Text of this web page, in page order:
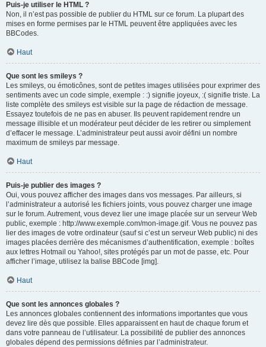
Puis-je utiliser le HTML ?
Non, il n’est pas possible de publier du HTML sur ce forum. La plupart des
mises en forme permises par le HTML peuvent être appliquées avec les
BBCodes.
Haut
Que sont les smileys ?
Les smileys, ou émoticônes, sont de petites images utilisées pour exprimer des
sentiments avec un code simple, exemple : :) signifie joyeux, :( signifie triste. La
liste complète des smileys est visible sur la page de rédaction de message.
Essayez toutefois de ne pas en abuser. Ils peuvent rapidement rendre un
message illisible et un modérateur peut décider de les retirer ou simplement
d’effacer le message. L’administrateur peut aussi avoir défini un nombre
maximum de smileys par message.
Haut
Puis-je publier des images ?
Oui, vous pouvez afficher des images dans vos messages. Par ailleurs, si
l’administrateur a autorisé les fichiers joints, vous pouvez charger une image
sur le forum. Autrement, vous devez lier une image placée sur un serveur Web
public, exemple : http://www.exemple.com/mon-image.gif. Vous ne pouvez pas
lier des images de votre ordinateur (sauf si c’est un serveur Web public) ni des
images placées derrière des mécanismes d’authentification, exemple : boîtes
aux lettres Hotmail ou Yahoo!, sites protégés par un mot de passe, etc. Pour
afficher l’image, utilisez la balise BBCode [img].
Haut
Que sont les annonces globales ?
Les annonces globales contiennent des informations importantes que vous
devez lire dès que possible. Elles apparaissent en haut de chaque forum et
dans votre panneau de l’utilisateur. La possibilité de publier des annonces
globales dépend des permissions définies par l’administrateur.